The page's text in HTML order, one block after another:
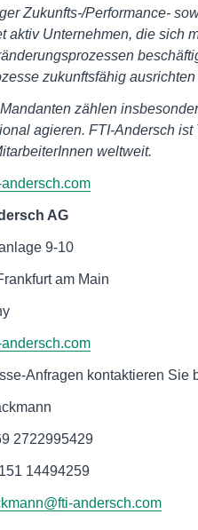
Zukunfts-/Performance-
aktiv Unternehmen, die sich
zukunftsfähig ausrichten
zählen
agieren. FTI-Andersch
weltweit.
AG
9-10
am Main
Anfragen kontaktieren Sie
2722995429‬
14494259‬
andersch.com